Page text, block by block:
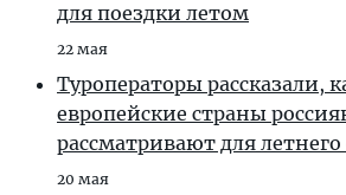
для поездки летом
22 мая
Туроператоры рассказали,
европейские страны
рассматривают для
20 мая